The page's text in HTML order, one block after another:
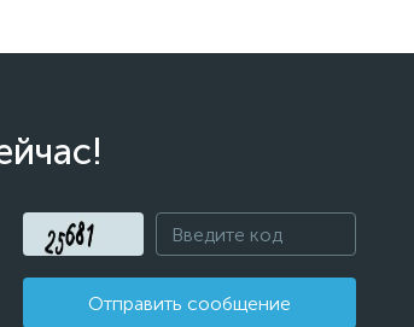
Отправить сообщение